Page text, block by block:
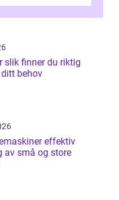
behov
effektiv
av små og store